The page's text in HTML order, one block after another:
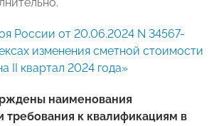
России от 20.06.2024 N 34567-
изменения сметной стоимости
II квартал 2024 года»
наименования
требования к квалификациям в